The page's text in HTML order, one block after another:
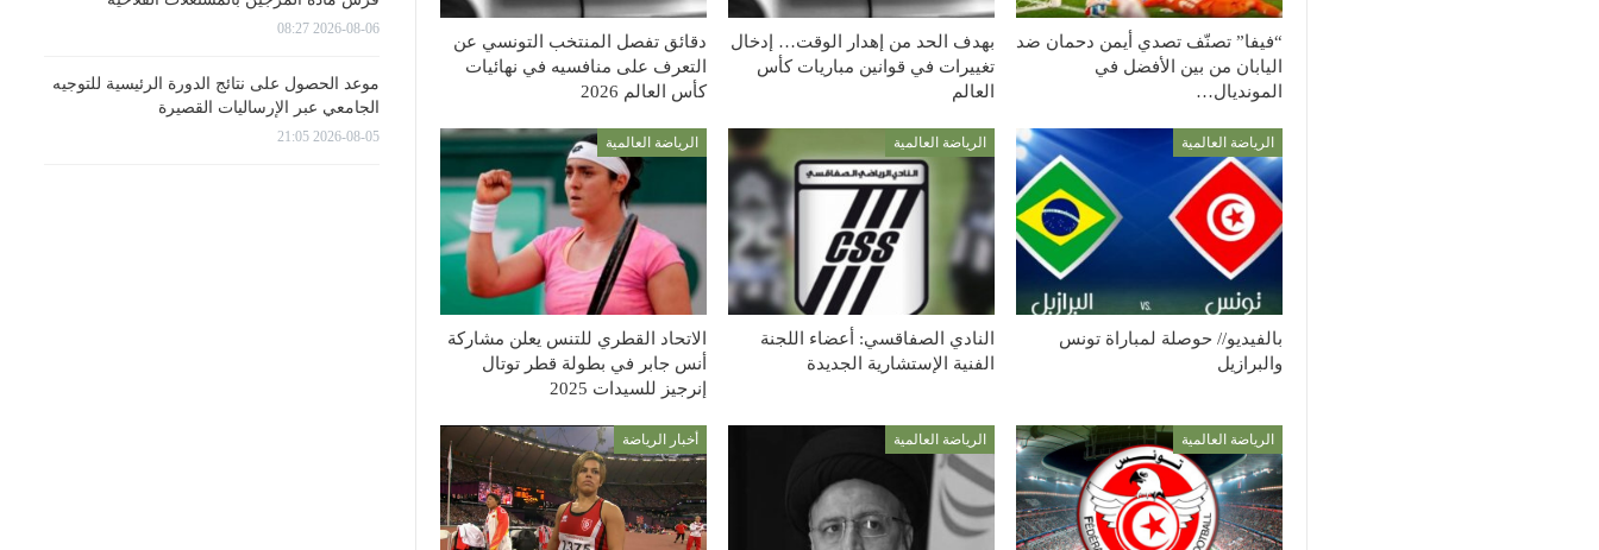
“فيفا” تصنّف تصدي أيمن دحمان ضد
اليابان من بين الأفضل في
المونديال…
بهدف الحد من إهدار الوقت… إدخال
تغييرات في قوانين مباريات كأس
العالم
دقائق تفصل المنتخب التونسي عن
التعرف على منافسيه في نهائيات
كأس العالم 2026
الرياضة العالمية
بالفيديو// حوصلة لمباراة تونس
والبرازيل
الرياضة العالمية
النادي الصفاقسي: أعضاء اللجنة
الفنية الإستشارية الجديدة
الرياضة العالمية
الاتحاد القطري للتنس يعلن مشاركة
أنس جابر في بطولة قطر توتال
إنرجيز للسيدات 2025
الرياضة العالمية الرياضة العالمية أخبار الرياضة
2026-08-06 08:27
موعد الحصول على نتائج الدورة الرئيسية للتوجيه
الجامعي عبر الإرساليات القصيرة
2026-08-05 21:05